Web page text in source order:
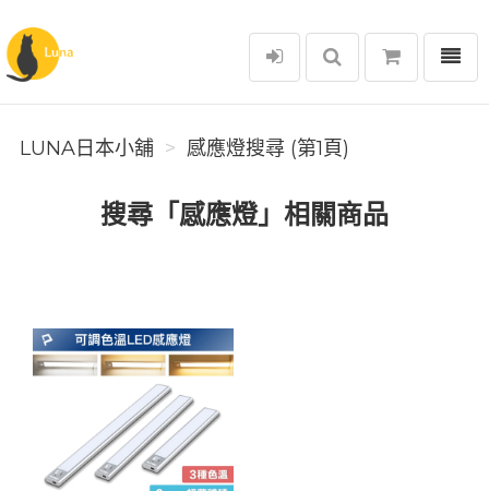
Luna日本小舖
選單
LUNA日本小舖 感應燈搜尋 (第1頁)
搜尋「感應燈」相關商品